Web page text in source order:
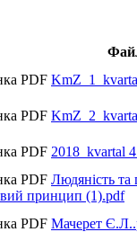
2018_kvartal
Людяність та
принцип (1).pdf
Мачерет